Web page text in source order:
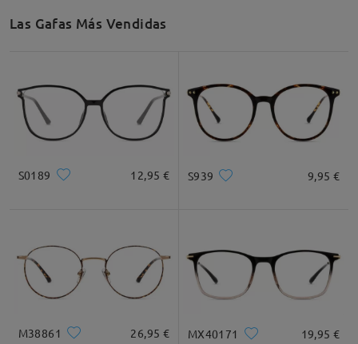
Las Gafas Más Vendidas
S0189 12,95 € S939 9,95 €
M38861 26,95 € MX40171 19,95 €